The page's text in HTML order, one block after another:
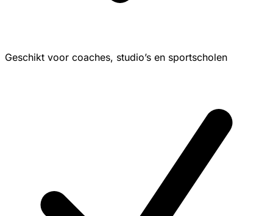
Geschikt voor coaches, studio’s en sportscholen